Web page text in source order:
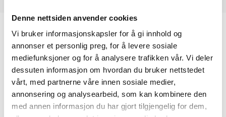
Denne nettsiden anvender cookies
Vi bruker informasjonskapsler for å gi innhold og
annonser et personlig preg, for å levere sosiale
mediefunksjoner og for å analysere trafikken vår. Vi deler
dessuten informasjon om hvordan du bruker nettstedet
vårt, med partnerne våre innen sosiale medier,
annonsering og analysearbeid, som kan kombinere den
med annen informasjon du har gjort tilgjengelig for dem,
Biltemakortet
DEL OPP DIN BETALING